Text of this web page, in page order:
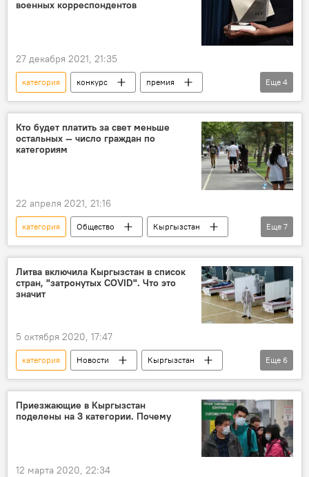
военных корреспондентов
27 декабря 2021, 21:35
категория конкурс
премия
история
победитель
Халед Насер эр-Разуки
Россия
Еще 4
Кто будет платить за свет меньше
остальных — число граждан по
категориям
22 апреля 2021, 21:16
категория Общество
Кыргызстан
Новости
тарифы
электроэнергия
гражданин
семья
количество
Жапаров предложил повысить тарифы на электроэнергию
Еще 7
Литва включила Кыргызстан в список
стран, "затронутых COVID". Что это
значит
5 октября 2020, 17:47
категория Новости
Кыргызстан
Общество
В мире
Литва
Распространение нового коронавируса COVID-19 в мире
Еще 6
Приезжающие в Кыргызстан
поделены на 3 категории. Почему
12 марта 2020, 22:34